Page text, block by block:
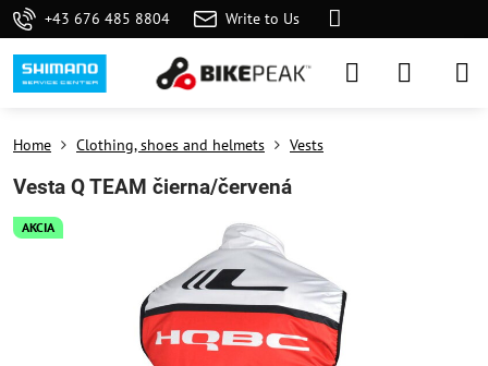
+43 676 485 8804 Write to Us
AKCIA
Home Clothing, shoes and helmets Vests
Vesta Q TEAM čierna/červená